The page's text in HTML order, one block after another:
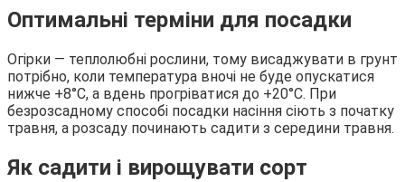
Оптимальні терміни для посадки
Огірки — теплолюбні рослини, тому висаджувати в грунт
потрібно, коли температура вночі не буде опускатися
нижче +8°С, а вдень прогріватися до +20°С. При
безрозсадному способі посадки насіння сіють з початку
травня, а розсаду починають садити з середини травня.
Як садити і вирощувати сорт